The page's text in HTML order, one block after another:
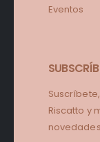
Eventos
Riscatto y